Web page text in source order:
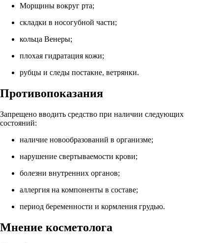
Морщины вокруг рта;
складки в носогубной части;
кольца Венеры;
плохая гидратация кожи;
рубцы и следы постакне, ветрянки.
Противопоказания
Запрещено вводить средство при наличии следующих
состояний:
наличие новообразований в организме;
нарушение свертываемости крови;
болезни внутренних органов;
аллергия на компоненты в составе;
период беременности и кормления грудью.
Мнение косметолога